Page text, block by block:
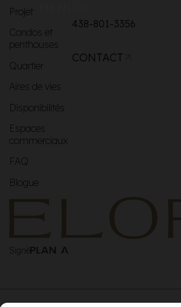
Projet
Condos et
penthouses
Quartier
Aires de vies
Disponibilités
Espaces
commerciaux
FAQ
Blogue
438-801-3356
CONTACT
Signé